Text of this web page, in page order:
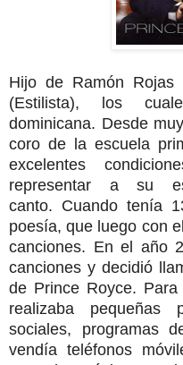
Hijo de Ramón Rojas
(Estilista), los
dominicana. Desde
coro de la escuela
excelentes
representar a su
canto. Cuando tenía
poesía, que luego con
canciones. En el año
canciones y decidió
de Prince Royce.
realizaba pequeñas
sociales, programas
vendía teléfonos